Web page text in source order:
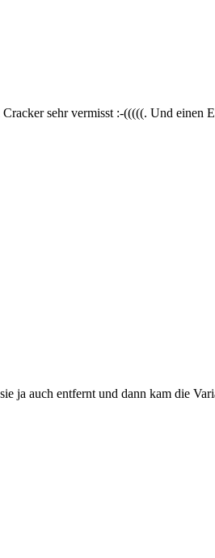
sehr vermisst :-(((((. Und
ja auch entfernt und dann kam die